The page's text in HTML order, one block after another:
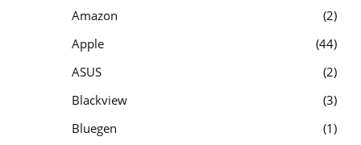
Amazon
2
Apple
44
ASUS
2
Blackview
3
Bluegen
1